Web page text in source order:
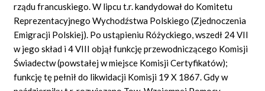
rządu francuskiego. W lipcu t.r. kandydował do Komitetu
Reprezentacyjnego Wychodźstwa Polskiego (Zjednoczenia
Emigracji Polskiej). Po ustąpieniu Różyckiego, wszedł 24 VII
w jego skład i 4 VIII objął funkcję przewodniczącego Komisji
Świadectw (powstałej w miejsce Komisji Certyfikatów);
funkcję tę pełnił do likwidacji Komisji 19 X 1867. Gdy w